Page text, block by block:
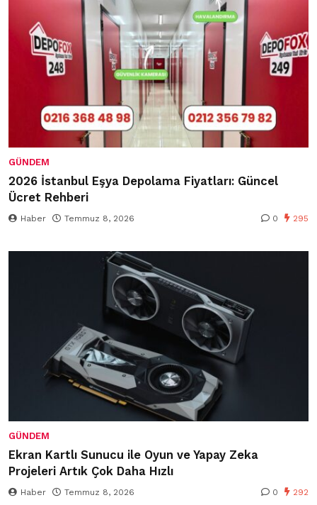
GÜNDEM
2026 İstanbul Eşya Depolama Fiyatları: Güncel
Ücret Rehberi
Haber Temmuz 8, 2026 0 295
GÜNDEM
Ekran Kartlı Sunucu ile Oyun ve Yapay Zeka
Projeleri Artık Çok Daha Hızlı
Haber Temmuz 8, 2026 0 292